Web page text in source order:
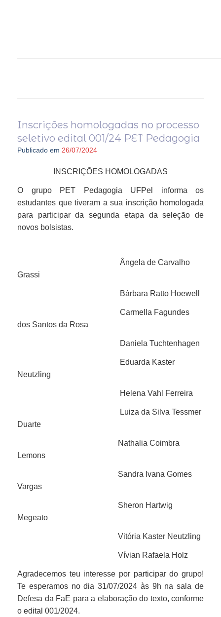
Inscrições homologadas no processo
seletivo edital 001/24 PET Pedagogia
Publicado em 26/07/2024
INSCRIÇÕES HOMOLOGADAS
O grupo PET Pedagogia UFPel informa os
estudantes que tiveram a sua inscrição homologada
para participar da segunda etapa da seleção de
novos bolsistas.
Ângela de Carvalho
Grassi
Bárbara Ratto Hoewell
Carmella Fagundes
dos Santos da Rosa
Daniela Tuchtenhagen
Eduarda Kaster
Neutzling
Helena Vahl Ferreira
Luiza da Silva Tessmer
Duarte
Nathalia Coimbra
Lemons
Sandra Ivana Gomes
Vargas
Sheron Hartwig
Megeato
Vitória Kaster Neutzling
Vívian Rafaela Holz
Agradecemos teu interesse por participar do grupo!
Te esperamos no dia 31/07/2024 às 9h na sala de
Defesa da FaE para a elaboração do texto, conforme
o edital 001/2024.